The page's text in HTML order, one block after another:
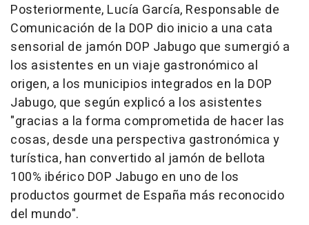
Posteriormente, Lucía García, Responsable de
Comunicación de la DOP dio inicio a una cata
sensorial de jamón DOP Jabugo que sumergió a
los asistentes en un viaje gastronómico al
origen, a los municipios integrados en la DOP
Jabugo, que según explicó a los asistentes
"gracias a la forma comprometida de hacer las
cosas, desde una perspectiva gastronómica y
turística, han convertido al jamón de bellota
100% ibérico DOP Jabugo en uno de los
productos gourmet de España más reconocido
del mundo".